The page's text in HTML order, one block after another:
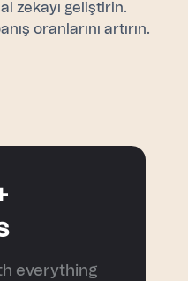
zekayı geliştirin.
oranlarını artırın.
everything